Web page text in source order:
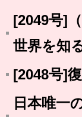
[2049号]
世界を知
[2048号]
日本唯一